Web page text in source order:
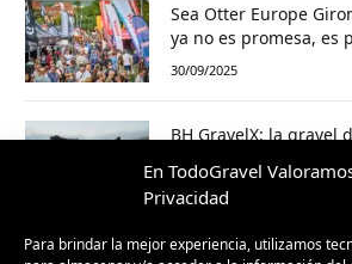
En TodoGravel
Privacidad
Para brindar la mejor experiencia, utilizamos
Sea Otter Europe
ya no es promesa, es
30/09/2025
BH GravelX: la gravel
23/09/2025